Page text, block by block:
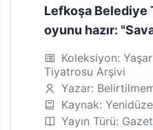
Lefkoşa
oyunu hazır:
Koleksiyon:
Tiyatrosu Arşivi
Yazar:
Kaynak:
Yayın Türü: